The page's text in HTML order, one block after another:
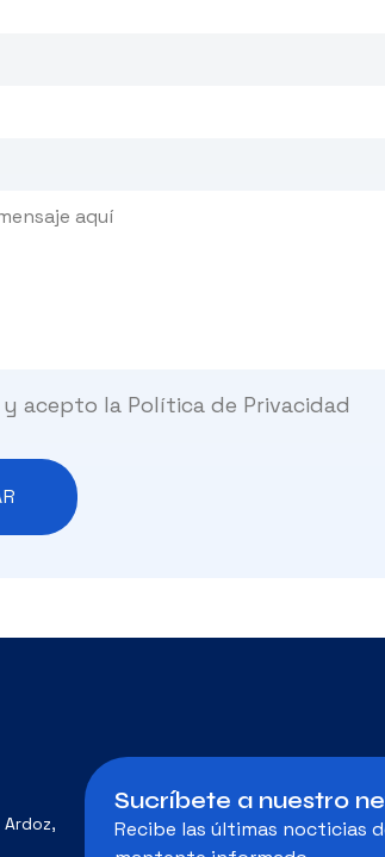
y acepto la Política de Privacidad
Sucríbete a nuestro
Recibe las últimas nocticias